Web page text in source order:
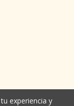
experiencia y